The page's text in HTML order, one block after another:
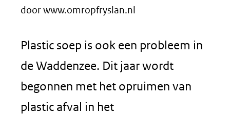
door www.omropfryslan.nl
Plastic soep is ook een probleem in
de Waddenzee. Dit jaar wordt
begonnen met het opruimen van
plastic afval in het